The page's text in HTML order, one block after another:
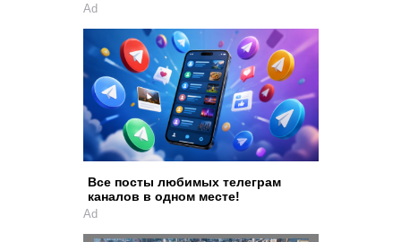
Ad
Все посты любимых телеграм
каналов в одном месте!
Ad